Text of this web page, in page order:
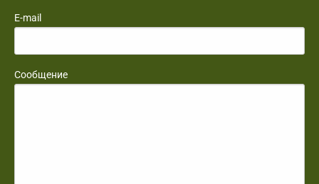
E-mail
Сообщение